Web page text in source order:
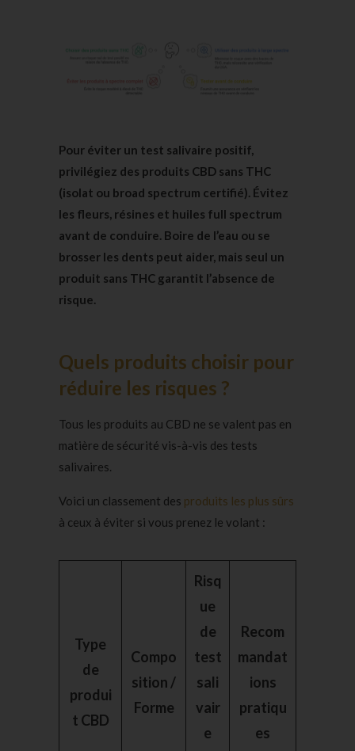
Pour éviter un test salivaire positif,
privilégiez des produits CBD sans THC
(isolat ou broad spectrum certifié). Évitez
les fleurs, résines et huiles full spectrum
avant de conduire. Boire de l’eau ou se
brosser les dents peut aider, mais seul un
produit sans THC garantit l’absence de
risque.
Quels produits choisir pour
réduire les risques ?
Tous les produits au CBD ne se valent pas en
matière de sécurité vis-à-vis des tests
salivaires.
Voici un classement des produits les plus sûrs
à ceux à éviter si vous prenez le volant :
Type
de
produi
t CBD
Compo
sition /
Forme
Risq
ue
de
test
sali
vair
e
Recom
mandat
ions
pratiqu
es